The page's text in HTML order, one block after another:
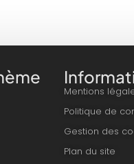
Mentions
Politique de
Gestion des
Plan du site